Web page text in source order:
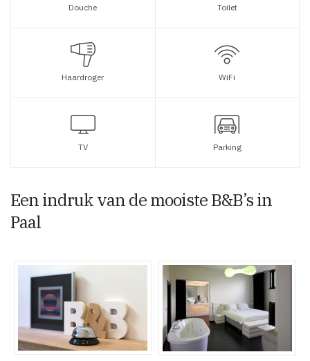
Douche Toilet
Haardroger WiFi
TV Parking
Een indruk van de mooiste B&B’s in
Paal